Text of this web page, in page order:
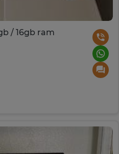
/ 16gb ram